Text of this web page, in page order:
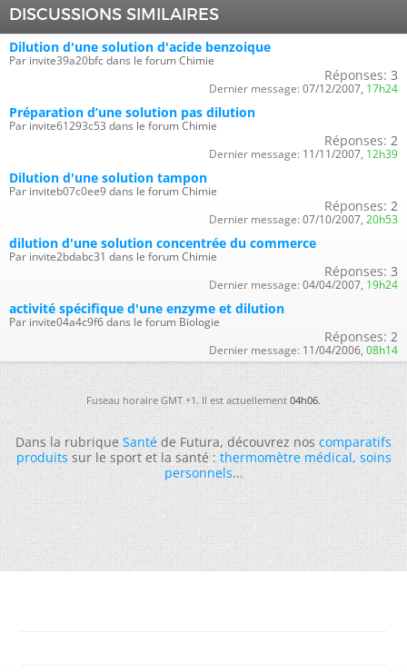
DISCUSSIONS SIMILAIRES
Dilution d'une solution d'acide benzoique
Par invite39a20bfc dans le forum Chimie
Réponses: 3
Dernier message: 07/12/2007, 17h24
Préparation d’une solution pas dilution
Par invite61293c53 dans le forum Chimie
Réponses: 2
Dernier message: 11/11/2007, 12h39
Dilution d'une solution tampon
Par inviteb07c0ee9 dans le forum Chimie
Réponses: 2
Dernier message: 07/10/2007, 20h53
dilution d'une solution concentrée du commerce
Par invite2bdabc31 dans le forum Chimie
Réponses: 3
Dernier message: 04/04/2007, 19h24
activité spécifique d'une enzyme et dilution
Par invite04a4c9f6 dans le forum Biologie
Réponses: 2
Dernier message: 11/04/2006, 08h14
Fuseau horaire GMT +1. Il est actuellement04h06.
Dans la rubriqueSantéde Futura, découvrez noscomparatifs
produitssur le sport et la santé :thermomètre médical,soins
personnels...